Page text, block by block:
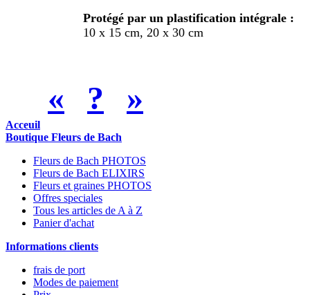
Protégé par un plastification intégrale :
10 x 15 cm, 20 x 30 cm
« ? »
Acceuil
Boutique Fleurs de Bach
Fleurs de Bach PHOTOS
Fleurs de Bach ELIXIRS
Fleurs et graines PHOTOS
Offres speciales
Tous les articles de A à Z
Panier d'achat
Informations clients
frais de port
Modes de paiement